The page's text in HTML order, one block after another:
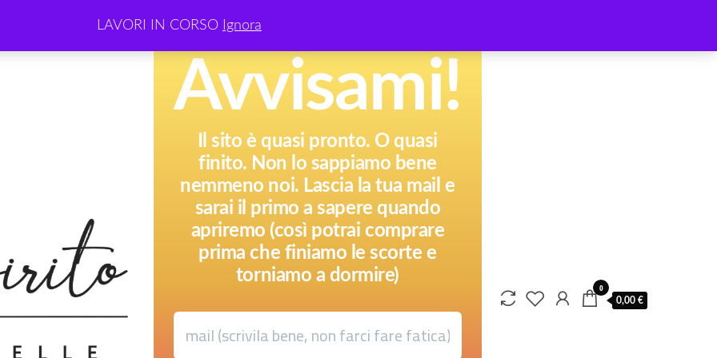
LAVORI IN CORSO Ignora
Avvisami!
Il sito è quasi pronto. O quasi
finito. Non lo sappiamo bene
nemmeno noi. Lascia la tua mail e
sarai il primo a sapere quando
apriremo (così potrai comprare
prima che finiamo le scorte e
torniamo a dormire)
0
0,00 €